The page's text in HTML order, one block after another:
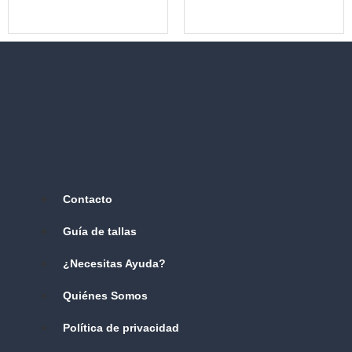
Contacto
Guía de tallas
¿Necesitas Ayuda?
Quiénes Somos
Política de privacidad